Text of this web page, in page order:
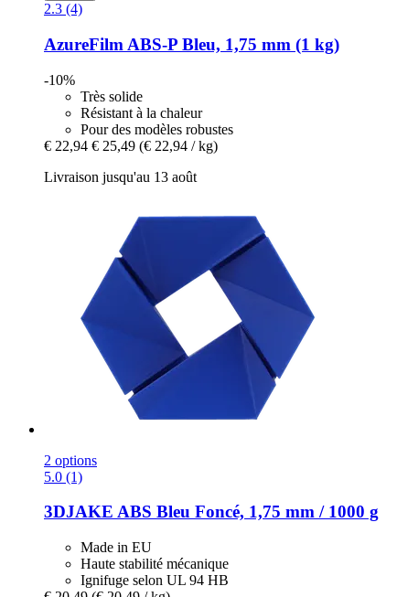
2.3 (4)
AzureFilm ABS-​P Bleu, 1,75 mm (1 kg)
-10%
Très solide
Résistant à la chaleur
Pour des modèles robustes
€ 22,94 € 25,49 (€ 22,94 / kg)
Livraison jusqu'au 13 août
2 options
5.0 (1)
3DJAKE ABS Bleu Foncé, 1,75 mm / 1000 g
Made in EU
Haute stabilité mécanique
Ignifuge selon UL 94 HB